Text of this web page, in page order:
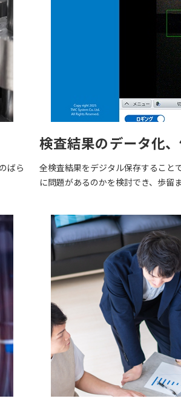
ばら
検査結果のデータ化
全検査結果をデジタル保存すること
に問題があるのかを検討でき、歩留